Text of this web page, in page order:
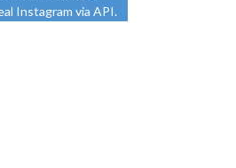
Instagram via API.